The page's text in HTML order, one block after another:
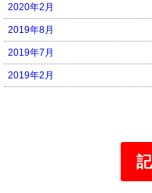
2020年2月
2019年8月
2019年7月
2019年2月